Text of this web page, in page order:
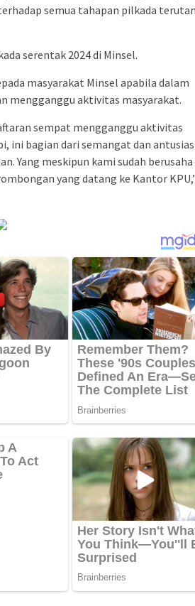
semua tahapan pilkada
serentak 2024 di Minsel.
masyarakat Minsel apabila dalam
mengganggu aktivitas masyarakat.
sempat mengganggu aktivitas
ini bagian dari semangat dan
Yang meskipun kami sudah berusaha
yang datang ke Kantor